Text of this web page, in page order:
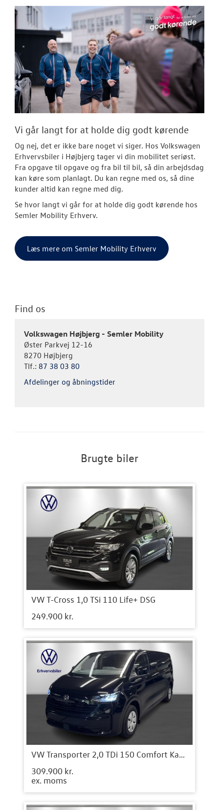
Vi går langt for at holde dig godt kørende
Og nej, det er ikke bare noget vi siger. Hos Volkswagen
Erhvervsbiler i Højbjerg tager vi din mobilitet seriøst.
Fra opgave til opgave og fra bil til bil, så din arbejdsdag
kan køre som planlagt. Du kan regne med os, så dine
kunder altid kan regne med dig.
Se hvor langt vi går for at holde dig godt kørende hos
Semler Mobility Erhverv.
Læs mere om Semler Mobility Erhverv
Find os
Volkswagen Højbjerg - Semler Mobility
Øster Parkvej 12-16
8270 Højbjerg
Tlf.: 87 38 03 80
Afdelinger og åbningstider
Brugte biler
VW T-Cross 1,0 TSi 110 Life+ DSG
249.900 kr.
VW Transporter 2,0 TDi 150 Comfort Kassevogn aut. LWB
309.900 kr.
ex. moms